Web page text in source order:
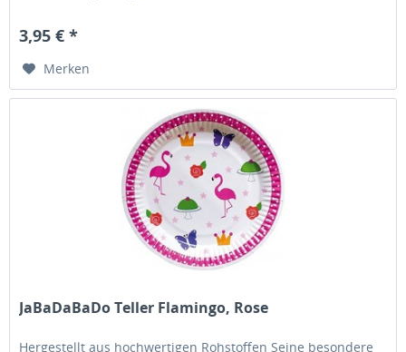
3,95 € *
Merken
JaBaDaBaDo Teller Flamingo, Rose
Hergestellt aus hochwertigen Rohstoffen Seine besondere